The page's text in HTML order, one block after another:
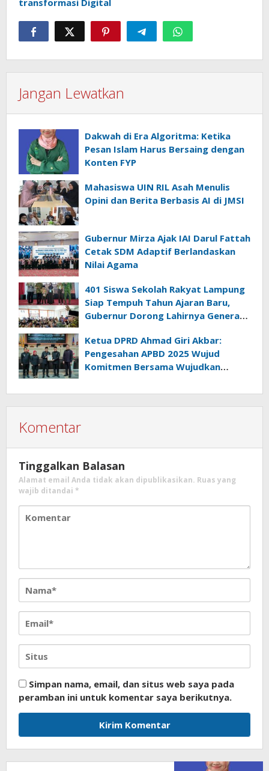
transformasi Digital
Jangan Lewatkan
Dakwah di Era Algoritma: Ketika
Pesan Islam Harus Bersaing dengan
Konten FYP
Mahasiswa UIN RIL Asah Menulis
Opini dan Berita Berbasis AI di JMSI
Gubernur Mirza Ajak IAI Darul Fattah
Cetak SDM Adaptif Berlandaskan
Nilai Agama
401 Siswa Sekolah Rakyat Lampung
Siap Tempuh Tahun Ajaran Baru,
Gubernur Dorong Lahirnya Generasi
Ketua DPRD Ahmad Giri Akbar:
Pengesahan APBD 2025 Wujud
Komitmen Bersama Wujudkan
Komentar
Tinggalkan Balasan
Alamat email Anda tidak akan dipublikasikan. Ruas yang
wajib ditandai *
Simpan nama, email, dan situs web saya pada
peramban ini untuk komentar saya berikutnya.